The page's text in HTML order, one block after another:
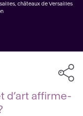
châteaux de Versailles
d’art affirme-